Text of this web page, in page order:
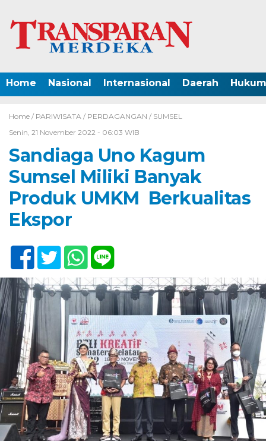
Home Nasional Internasional Daerah
Home / PARIWISATA / PERDAGANGAN / SUMSEL
Senin, 21 November 2022 - 06:03 WIB
Sandiaga Uno Kagum
Sumsel Miliki Banyak
Produk UMKM Berkualitas
Ekspor